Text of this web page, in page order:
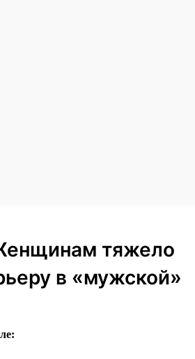
тяжело
в «мужской»